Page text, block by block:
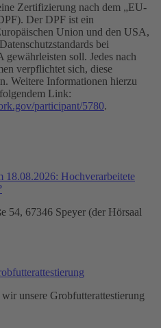
Zertifizierung nach dem „EU-
Der DPF ist ein
Union und den USA,
bei
soll. Jedes nach
verpflichtet sich, diese
Weitere Informationen hierzu
Link:
participant/5780.
18.08.2026: Hochverarbeitete
54, 67346 Speyer (der Hörsaal
unsere Grobfutterattestierung